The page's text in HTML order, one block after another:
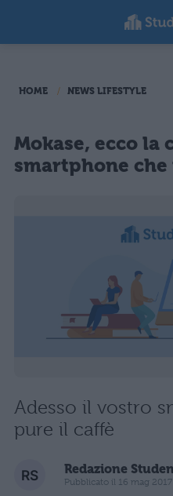
HOME NEWS LIFESTYLE
Mokase, ecco la
smartphone che
Adesso il vostro
pure il caffè
Redazione
Pubblicato il 16 mag 2017